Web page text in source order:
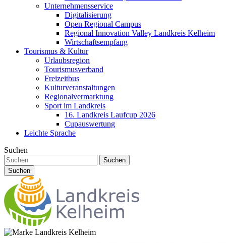
Unternehmensservice
Digitalisierung
Open Regional Campus
Regional Innovation Valley Landkreis Kelheim
Wirtschaftsempfang
Tourismus & Kultur
Urlaubsregion
Tourismusverband
Freizeitbus
Kulturveranstaltungen
Regionalvermarktung
Sport im Landkreis
16. Landkreis Laufcup 2026
Cupauswertung
Leichte Sprache
Suchen
Suchen
Suchen